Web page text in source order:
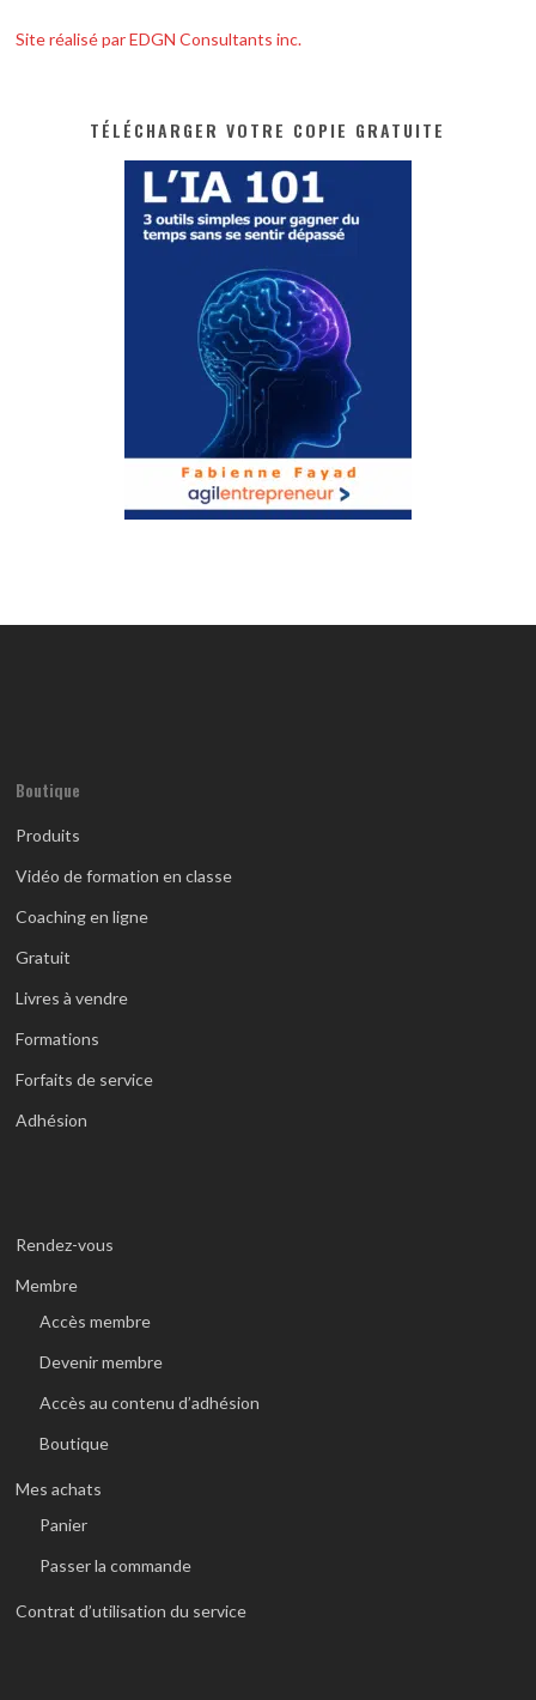
Site réalisé par EDGN Consultants inc.
TÉLÉCHARGER VOTRE COPIE GRATUITE
Boutique
Produits
Vidéo de formation en classe
Coaching en ligne
Gratuit
Livres à vendre
Formations
Forfaits de service
Adhésion
Rendez-vous
Membre
Accès membre
Devenir membre
Accès au contenu d’adhésion
Boutique
Mes achats
Panier
Passer la commande
Contrat d’utilisation du service